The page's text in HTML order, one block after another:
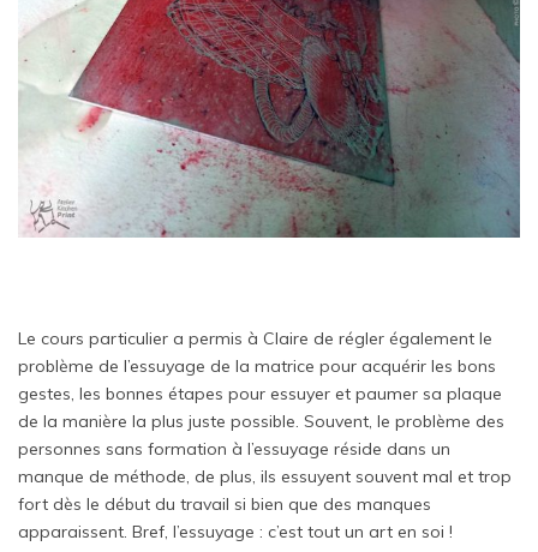
Le cours particulier a permis à Claire de régler également le
problème de l’essuyage de la matrice pour acquérir les bons
gestes, les bonnes étapes pour essuyer et paumer sa plaque
de la manière la plus juste possible. Souvent, le problème des
personnes sans formation à l’essuyage réside dans un
manque de méthode, de plus, ils essuyent souvent mal et trop
fort dès le début du travail si bien que des manques
apparaissent. Bref, l’essuyage : c’est tout un art en soi !